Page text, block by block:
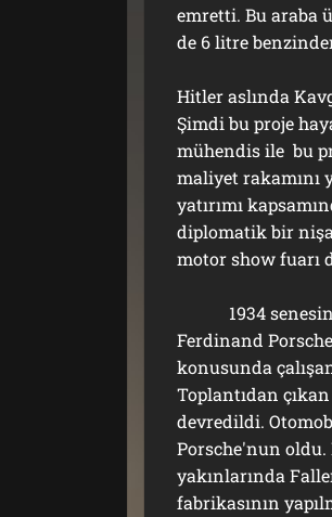
emretti. Bu araba
de 6 litre
Hitler aslında
Şimdi bu proje
mühendis ile bu
maliyet rakamını
yatırımı
diplomatik bir
motor show fuarı
1934
Ferdinand
konusunda
Toplantıdan
devredildi.
Porsche'nun
yakınlarında
fabrikasının